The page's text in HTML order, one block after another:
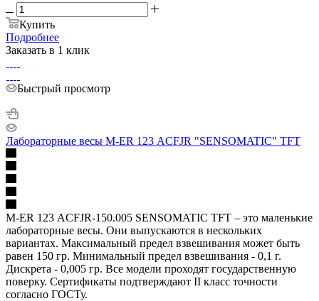
Купить
Подробнее
Заказать в 1 клик
Быстрый просмотр
Лабораторные весы M-ER 123 АCFJR "SENSOMATIC" TFT
M-ER 123 АCFJR-150.005 SENSOMATIC TFT – это маленькие
лабораторные весы. Они выпускаются в нескольких
вариантах. Максимальный предел взвешивания может быть
равен 150 гр. Минимальный предел взвешивания - 0,1 г.
Дискрета - 0,005 гр. Все модели проходят государственную
поверку. Сертификаты подтверждают II класс точности
согласно ГОСТу.